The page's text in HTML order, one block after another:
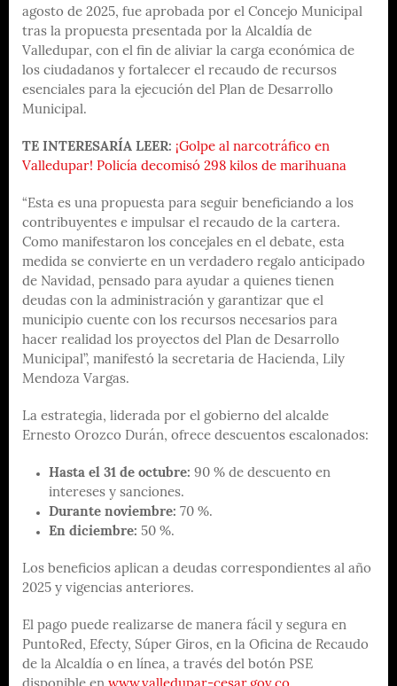
agosto de 2025, fue aprobada por el Concejo Municipal
tras la propuesta presentada por la Alcaldía de
Valledupar, con el fin de aliviar la carga económica de
los ciudadanos y fortalecer el recaudo de recursos
esenciales para la ejecución del Plan de Desarrollo
Municipal.
TE INTERESARÍA LEER: ¡Golpe al narcotráfico en
Valledupar! Policía decomisó 298 kilos de marihuana
“Esta es una propuesta para seguir beneficiando a los
contribuyentes e impulsar el recaudo de la cartera.
Como manifestaron los concejales en el debate, esta
medida se convierte en un verdadero regalo anticipado
de Navidad, pensado para ayudar a quienes tienen
deudas con la administración y garantizar que el
municipio cuente con los recursos necesarios para
hacer realidad los proyectos del Plan de Desarrollo
Municipal”, manifestó la secretaria de Hacienda, Lily
Mendoza Vargas.
La estrategia, liderada por el gobierno del alcalde
Ernesto Orozco Durán, ofrece descuentos escalonados:
Hasta el 31 de octubre: 90 % de descuento en
intereses y sanciones.
Durante noviembre: 70 %.
En diciembre: 50 %.
Los beneficios aplican a deudas correspondientes al año
2025 y vigencias anteriores.
El pago puede realizarse de manera fácil y segura en
PuntoRed, Efecty, Súper Giros, en la Oficina de Recaudo
de la Alcaldía o en línea, a través del botón PSE